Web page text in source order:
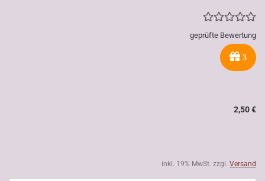
geprüfte Bewertung
3
2,50 €
inkl. 19% MwSt. zzgl. Versand